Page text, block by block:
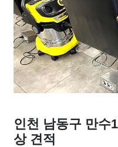
인천 남동구 만수
상 견적